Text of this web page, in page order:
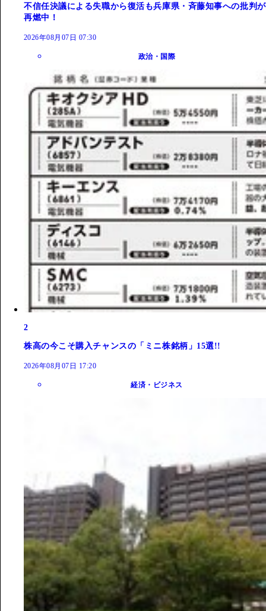
不信任決議による失職から復活も兵庫県・斉藤知事への批判が
再燃中！
2026年08月07日 07:30
政治・国際
2
株高の今こそ購入チャンスの「ミニ株銘柄」15選!!
2026年08月07日 17:20
経済・ビジネス